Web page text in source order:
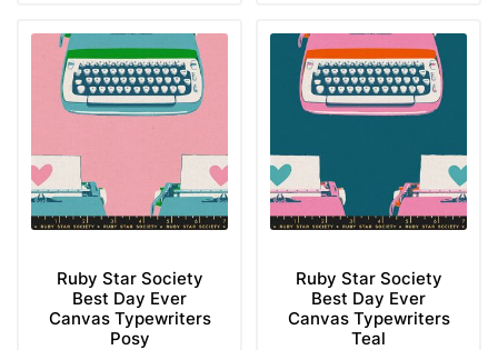
Ruby Star Society
Best Day Ever
Canvas Typewriters
Posy
Ruby Star Society
Best Day Ever
Canvas Typewriters
Teal